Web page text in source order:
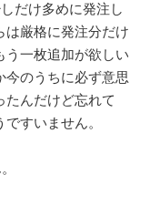
だけ多めに発注し
は厳格に発注分だけ
う一枚追加が欲しい
今のうちに必ず意思
たんだけど忘れて
すいません。